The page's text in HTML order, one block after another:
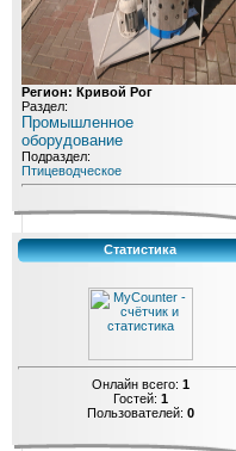
Регион: Кривой Рог
Раздел:
Промышленное
оборудование
Подраздел:
Птицеводческое
Статистика
Онлайн всего: 1
Гостей: 1
Пользователей: 0